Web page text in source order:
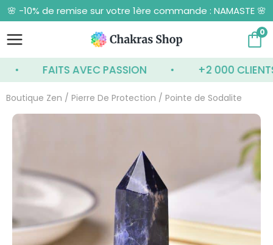
Aller
au
contenu
🌸 -10% de remise sur votre 1ère commande : NAMASTE 🌸
0
FAITS AVEC PASSION +2 000 CLIENTS
Boutique Zen / Pierre De Protection / Pointe de Sodalite
prix :
24.90€
à
29.90€
quantité
Sodalite